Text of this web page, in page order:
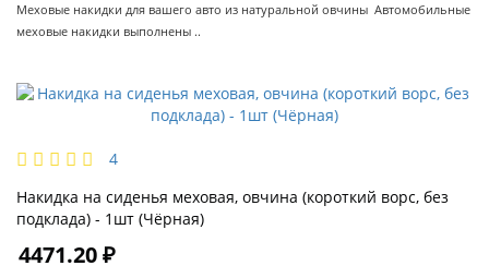
Меховые накидки для вашего авто из натуральной овчины Автомобильные
меховые накидки выполнены ..
4
Накидка на сиденья меховая, овчина (короткий ворс, без
подклада) - 1шт (Чёрная)
4471.20 ₽